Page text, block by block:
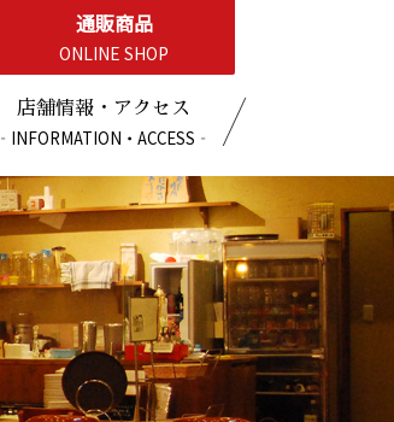
通販商品
ONLINE SHOP
店舗情報・アクセス
‐INFORMATION・ACCESS‐